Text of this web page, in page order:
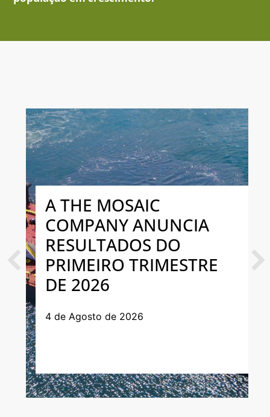
A THE MOSAIC
COMPANY ANUNCIA
RESULTADOS DO
PRIMEIRO TRIMESTRE
DE 2026
4 de Agosto de 2026
Previous